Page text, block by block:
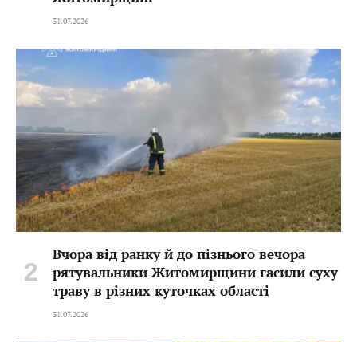
31.07.2026
Вчора від ранку й до пізнього вечора
рятувальники Житомирщини гасили суху
траву в різних куточках області
31.07.2026